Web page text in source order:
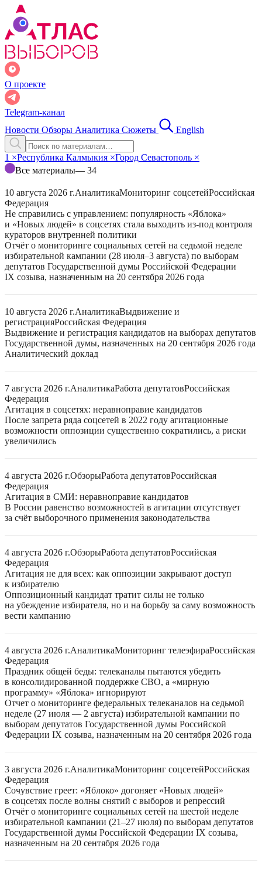
О проекте
Telegram-канал
Новости Обзоры Аналитика Сюжеты English
1 ×Республика Калмыкия ×Город Севастополь ×
Все материалы— 34
10 августа 2026 г.АналитикаМониторинг соцсетейРоссийская
Федерация
Не справились с управлением: популярность «Яблока»
и «Новых людей» в соцсетях стала выходить из-под контроля
кураторов внутренней политики
Отчёт о мониторинге социальных сетей на седьмой неделе
избирательной кампании (28 июля–3 августа) по выборам
депутатов Государственной думы Российской Федерации
IX созыва, назначенным на 20 сентября 2026 года
10 августа 2026 г.АналитикаВыдвижение и
регистрацияРоссийская Федерация
Выдвижение и регистрация кандидатов на выборах депутатов
Государственной думы, назначенных на 20 сентября 2026 года
Аналитический доклад
7 августа 2026 г.АналитикаРабота депутатовРоссийская
Федерация
Агитация в соцсетях: неравноправие кандидатов
После запрета ряда соцсетей в 2022 году агитационные
возможности оппозиции существенно сократились, а риски
увеличились
4 августа 2026 г.ОбзорыРабота депутатовРоссийская
Федерация
Агитация в СМИ: неравноправие кандидатов
В России равенство возможностей в агитации отсутствует
за счёт выборочного применения законодательства
4 августа 2026 г.ОбзорыРабота депутатовРоссийская
Федерация
Агитация не для всех: как оппозиции закрывают доступ
к избирателю
Оппозиционный кандидат тратит силы не только
на убеждение избирателя, но и на борьбу за саму возможность
вести кампанию
4 августа 2026 г.АналитикаМониторинг телеэфираРоссийская
Федерация
Праздник общей беды: телеканалы пытаются убедить
в консолидированной поддержке СВО, а «мирную
программу» «Яблока» игнорируют
Отчет о мониторинге федеральных телеканалов на седьмой
неделе (27 июля — 2 августа) избирательной кампании по
выборам депутатов Государственной думы Российской
Федерации IX созыва, назначенным на 20 сентября 2026 года
3 августа 2026 г.АналитикаМониторинг соцсетейРоссийская
Федерация
Сочувствие греет: «Яблоко» догоняет «Новых людей»
в соцсетях после волны снятий с выборов и репрессий
Отчёт о мониторинге социальных сетей на шестой неделе
избирательной кампании (21–27 июля) по выборам депутатов
Государственной думы Российской Федерации IX созыва,
назначенным на 20 сентября 2026 года